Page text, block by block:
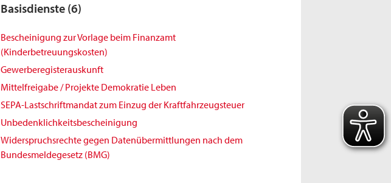
Basisdienste (6)
Bescheinigung zur Vorlage beim Finanzamt
(Kinderbetreuungskosten)
Gewerberegisterauskunft
Mittelfreigabe / Projekte Demokratie Leben
SEPA-Lastschriftmandat zum Einzug der Kraftfahrzeugsteuer
Unbedenklichkeitsbescheinigung
Widerspruchsrechte gegen Datenübermittlungen nach dem
Bundesmeldegesetz (BMG)